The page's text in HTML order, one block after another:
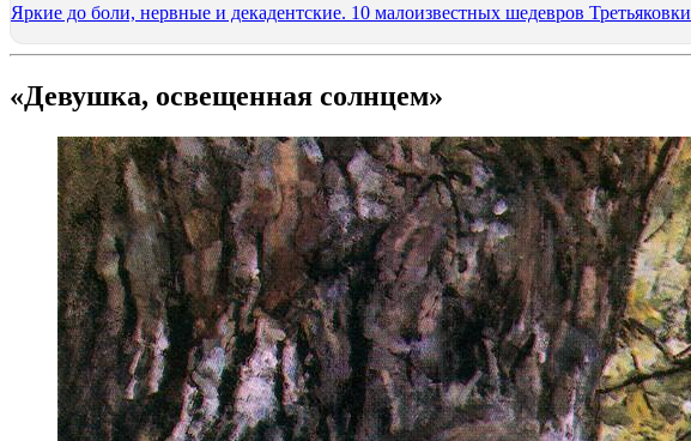
Яркие до боли, нервные и декадентские. 10 малоизвестных шедевров Третьяковки
«Девушка, освещенная солнцем»